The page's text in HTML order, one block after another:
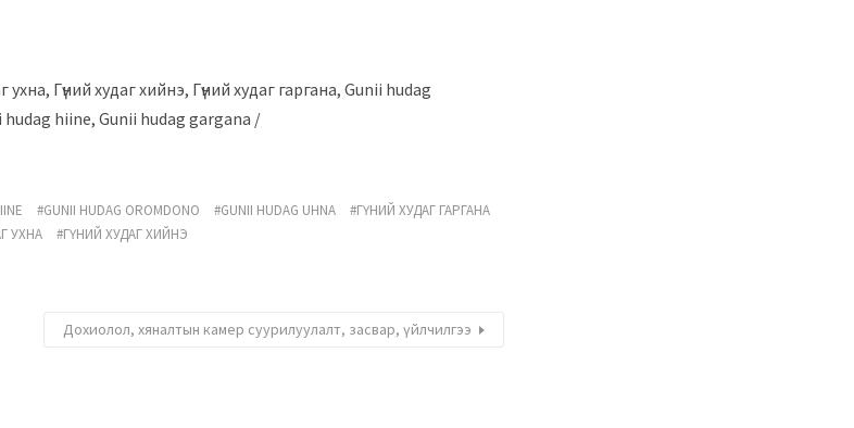
ухна, Гүний худаг хийнэ, Гүний худаг гаргана, Gunii hudag
hiine, Gunii hudag gargana /
GUNII HUDAG OROMDONO GUNII HUDAG UHNA
ГҮНИЙ ХУДАГ ГАРГАНА
УХНА ГҮНИЙ ХУДАГ ХИЙНЭ
Дохиолол, хяналтын камер суурилуулалт, засвар, үйлчилгээ